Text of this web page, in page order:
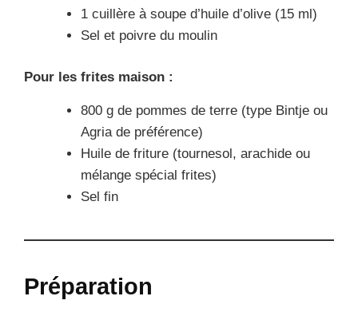
1 cuillère à soupe d’huile d’olive (15 ml)
Sel et poivre du moulin
Pour les frites maison :
800 g de pommes de terre (type Bintje ou
Agria de préférence)
Huile de friture (tournesol, arachide ou
mélange spécial frites)
Sel fin
Préparation